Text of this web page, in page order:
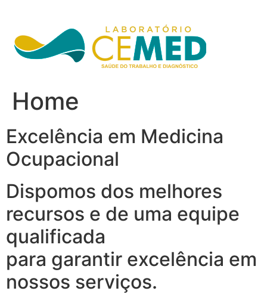
conteúdo
Home
Excelência em Medicina
Ocupacional
Dispomos dos melhores
recursos e de uma equipe
qualificada
para garantir excelência em
nossos serviços.